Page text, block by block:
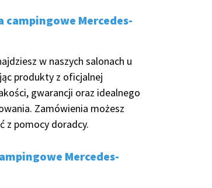
campingowe Mercedes-
w naszych salonach u
produkty z oficjalnej
gwarancji oraz idealnego
Zamówienia możesz
z pomocy doradcy.
Mercedes-